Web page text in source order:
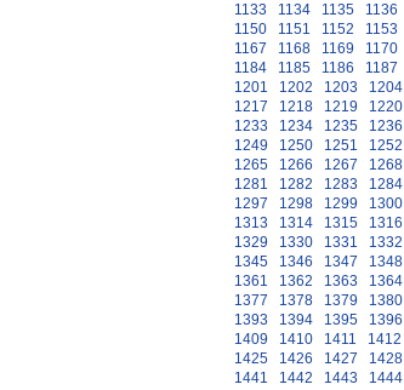
1133
1134 1135 1136
1150
1151 1152 1153
1167
1168 1169 1170
1184
1185 1186 1187
1201
1202 1203 1204
1217
1218 1219 1220
1233
1234 1235 1236
1249
1250 1251 1252
1265
1266 1267 1268
1281
1282 1283 1284
1297
1298 1299 1300
1313
1314 1315 1316
1329
1330 1331 1332
1345
1346 1347 1348
1361
1362 1363 1364
1377
1378 1379 1380
1393
1394 1395 1396
1409
1410 1411 1412
1425
1426 1427 1428
1441
1442 1443 1444